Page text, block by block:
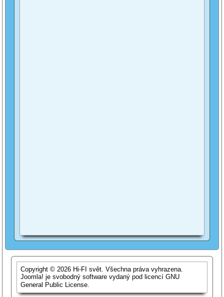
Copyright © 2026 Hi-FI svět. Všechna práva vyhrazena.
Joomla! je svobodný software vydaný pod licencíGNU
General Public License.